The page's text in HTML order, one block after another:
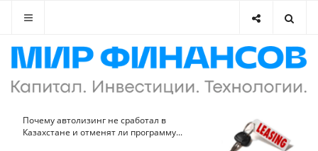
Почему автолизинг не сработал в
Казахстане и отменят ли программу...